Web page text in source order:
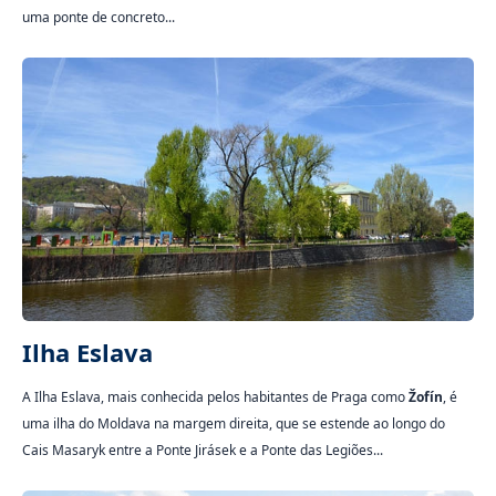
uma ponte de concreto...
Ilha Eslava
A Ilha Eslava, mais conhecida pelos habitantes de Praga comoŽofín, é
uma ilha do Moldava na margem direita, que se estende ao longo do
Cais Masaryk entre a Ponte Jirásek e a Ponte das Legiões...